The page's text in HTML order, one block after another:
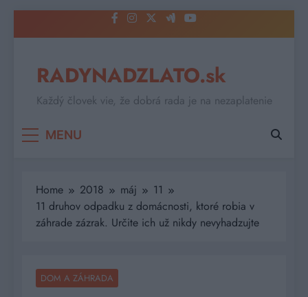
to
RADYNADZLATO.sk
Každý človek vie, že dobrá rada je na nezaplatenie
MENU
Home 2018 máj
11
11 druhov odpadku z domácnosti, ktoré robia v
záhrade zázrak. Určite ich už nikdy nevyhadzujte
DOM A ZÁHRADA